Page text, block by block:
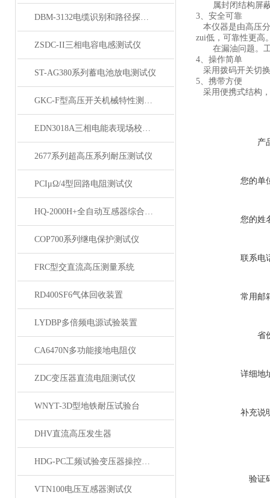
DBM-3132电缆识别和路径探测仪
ZSDC-II三相电容电感测试仪
ST-AG380系列蓄电池放电测试仪
GKC-F型高压开关机械特性测试仪
EDN3018A三相电能表现场校验仪
2677系列超高压系列耐压测试仪
PCIμΩ/4型回路电阻测试仪
HQ-2000H+全自动互感器综合测试仪
COP700系列继电保护测试仪
FRC型交直流高压测量系统
RD400SF6气体回收装置
LYDBP多倍频电源试验装置
CA6470N多功能接地电阻仪
ZDC变压器直流电阻测试仪
WNYT-3D型地铁耐压试验台
DHV直流高压发生器
HDG-PC工频试验变压器操控装置
VTN100电压互感器测试仪
属封闭结构屏蔽
3、安全可靠
本仪器是由高压
zui低，可靠性更高
在漏油问题。工
4、操作简单
采用拨码开关切
5、携带方便
采用便携式结构
产
您的单
您的姓
联系电
常用邮
省
详细地
补充说
验证